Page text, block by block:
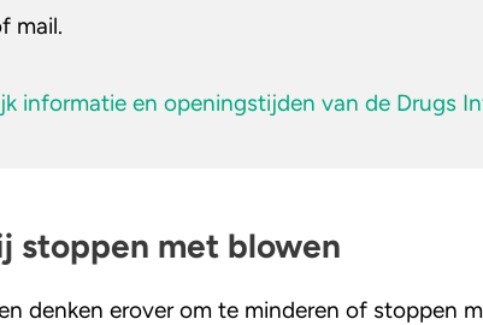
mail.
informatie en openingstijden van de Drugs
stoppen met blowen
denken erover om te minderen of stoppen